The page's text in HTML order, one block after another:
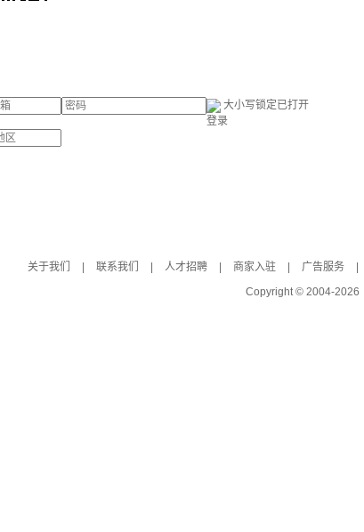
大小写锁定已打开
登录
关于我们
联系我们 人才招聘 商家入驻 广告服务
Copyright © 2004-2026